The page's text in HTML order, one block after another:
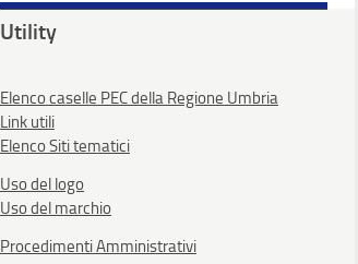
Utility
Elenco caselle PEC della Regione Umbria
Link utili
Elenco Siti tematici
Uso del logo
Uso del marchio
Procedimenti Amministrativi